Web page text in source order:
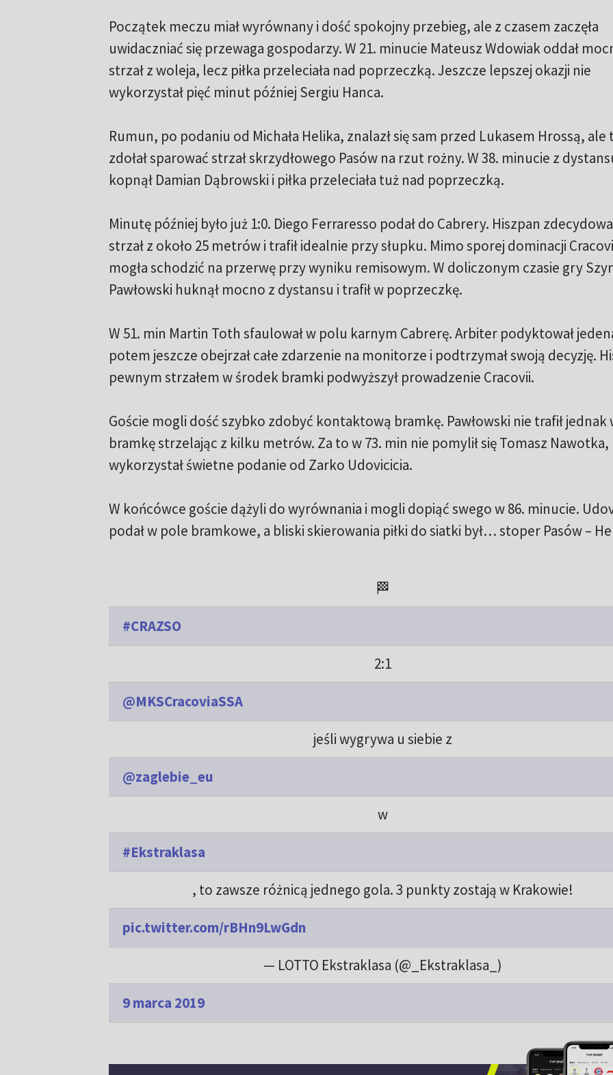
Początek meczu miał wyrównany i dość spokojny przebieg, ale z czasem zaczęła
uwidaczniać się przewaga gospodarzy. W 21. minucie Mateusz Wdowiak oddał
strzał z woleja, lecz piłka przeleciała nad poprzeczką. Jeszcze lepszej okazji nie
wykorzystał pięć minut później Sergiu Hanca.
Rumun, po podaniu od Michała Helika, znalazł się sam przed Lukasem Hrossą, ale
zdołał sparować strzał skrzydłowego Pasów na rzut rożny. W 38. minucie z
kopnął Damian Dąbrowski i piłka przeleciała tuż nad poprzeczką.
Minutę później było już 1:0. Diego Ferraresso podał do Cabrery. Hiszpan
strzał z około 25 metrów i trafił idealnie przy słupku. Mimo sporej dominacji
mogła schodzić na przerwę przy wyniku remisowym. W doliczonym czasie gry
Pawłowski huknął mocno z dystansu i trafił w poprzeczkę.
W 51. min Martin Toth sfaulował w polu karnym Cabrerę. Arbiter podyktował
potem jeszcze obejrzał całe zdarzenie na monitorze i podtrzymał swoją decyzję.
pewnym strzałem w środek bramki podwyższył prowadzenie Cracovii.
Goście mogli dość szybko zdobyć kontaktową bramkę. Pawłowski nie trafił jednak
bramkę strzelając z kilku metrów. Za to w 73. min nie pomylił się Tomasz
wykorzystał świetne podanie od Zarko Udovicicia.
W końcówce goście dążyli do wyrównania i mogli dopiąć swego w 86. minucie.
podał w pole bramkowe, a bliski skierowania piłki do siatki był… stoper Pasów –
🏁
#CRAZSO
2:1
@MKSCracoviaSSA
jeśli wygrywa u siebie z
@zaglebie_eu
w
#Ekstraklasa
, to zawsze różnicą jednego gola. 3 punkty zostają w Krakowie!
pic.twitter.com/rBHn9LwGdn
— LOTTO Ekstraklasa (@_Ekstraklasa_)
9 marca 2019